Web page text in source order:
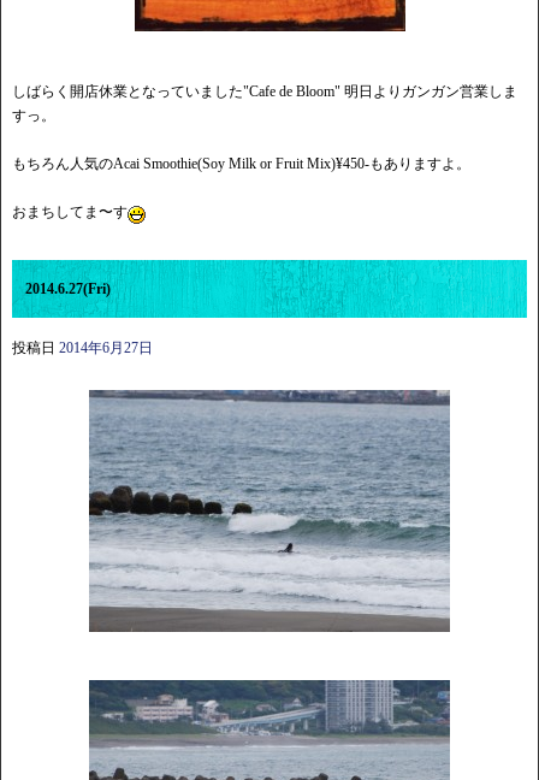
しばらく開店休業となっていました"Cafe de Bloom" 明日よりガンガン営業しま
すっ。
もちろん人気のAcai Smoothie(Soy Milk or Fruit Mix)¥450-もありますよ。
おまちしてま〜す
2014.6.27(Fri)
投稿日 2014年6月27日